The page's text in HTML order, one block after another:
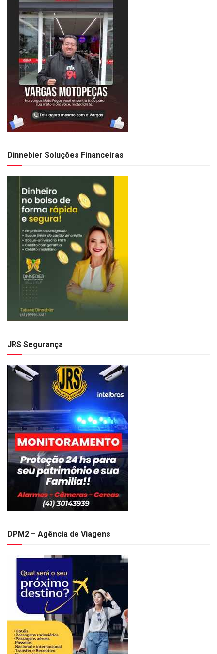
Dinnebier Soluções Financeiras
JRS Segurança
DPM2 – Agência de Viagens